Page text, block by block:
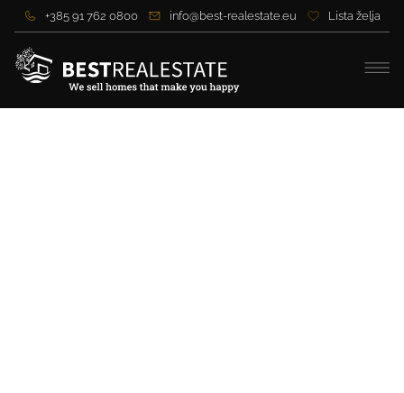
+385 91 762 0800 info@best-realestate.eu Lista želja